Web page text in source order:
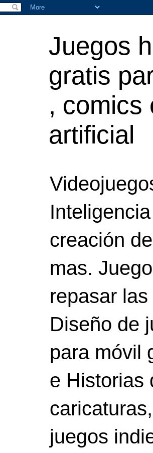
Juegos
gratis
, comics
artificial
creación
mas.
repasar
Diseño de
para móvil
e Historias
juegos